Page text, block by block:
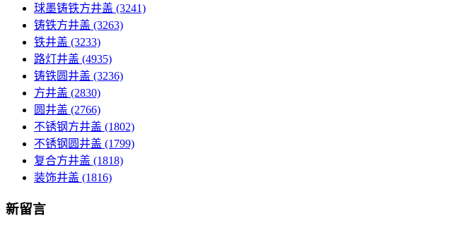
球墨铸铁方井盖 (3241)
铸铁方井盖 (3263)
铁井盖 (3233)
路灯井盖 (4935)
铸铁圆井盖 (3236)
方井盖 (2830)
圆井盖 (2766)
不锈钢方井盖 (1802)
不锈钢圆井盖 (1799)
复合方井盖 (1818)
装饰井盖 (1816)
新留言